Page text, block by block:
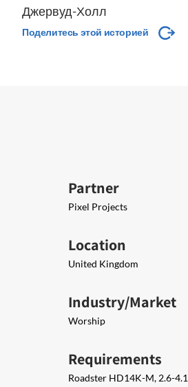
Джервуд-Холл
Поделитесь этой историей
Partner
Pixel Projects
Location
United Kingdom
Industry/Market
Worship
Requirements
Roadster HD14K-M, 2.6-